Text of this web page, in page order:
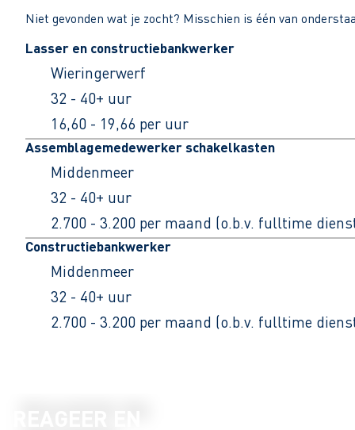
Niet gevonden wat je zocht? Misschien is één van
Lasser en constructiebankwerker
Wieringerwerf
32 - 40+ uur
16,60 - 19,66 per uur
Assemblagemedewerker schakelkasten
Middenmeer
32 - 40+ uur
2.700 - 3.200 per maand (o.b.v. fulltime
Constructiebankwerker
Middenmeer
32 - 40+ uur
2.700 - 3.200 per maand (o.b.v. fulltime